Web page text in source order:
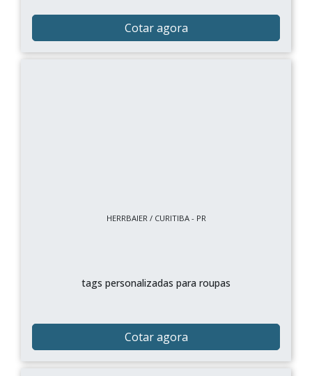
Cotar agora
HERRBAIER / CURITIBA - PR
tags personalizadas para roupas
Cotar agora